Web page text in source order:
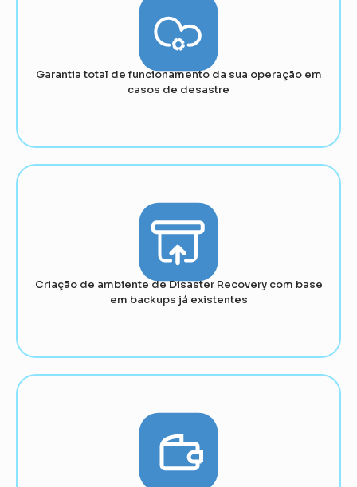
Garantia total de funcionamento da sua operação em
casos de desastre
Criação de ambiente de Disaster Recovery com base
em backups já existentes